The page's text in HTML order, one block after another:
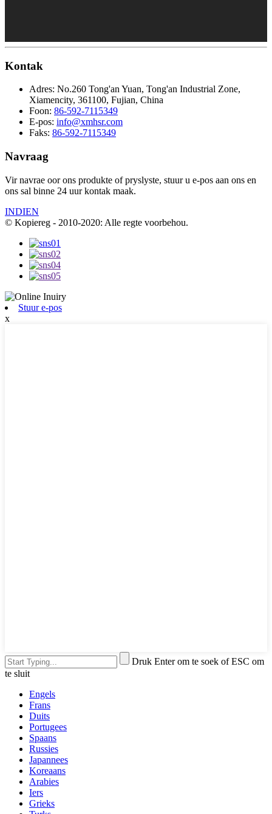
Kontak
Adres: No.260 Tong'an Yuan, Tong'an Industrial Zone,
Xiamencity, 361100, Fujian, China
Foon: 86-592-7115349
E-pos: info@xmhsr.com
Faks: 86-592-7115349
Navraag
Vir navrae oor ons produkte of pryslyste, stuur u e-pos aan ons en
ons sal binne 24 uur kontak maak.
INDIEN
© Kopiereg - 2010-2020: Alle regte voorbehou.
Stuur e-pos
x
Druk Enter om te soek of ESC om
te sluit
Engels
Frans
Duits
Portugees
Spaans
Russies
Japannees
Koreaans
Arabies
Iers
Grieks